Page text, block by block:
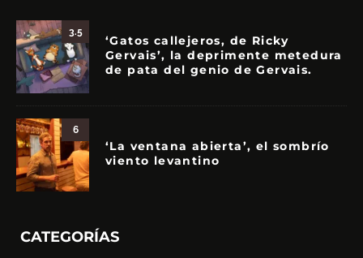
3.5
‘Gatos callejeros, de Ricky
Gervais’, la deprimente metedura
de pata del genio de Gervais.
6
‘La ventana abierta’, el sombrío
viento levantino
CATEGORÍAS